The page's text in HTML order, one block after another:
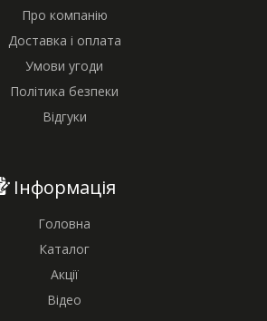
Про компанію
Доставка і оплата
Умови угоди
Політика безпеки
Відгуки
Інформація
Головна
Каталог
Акції
Відео